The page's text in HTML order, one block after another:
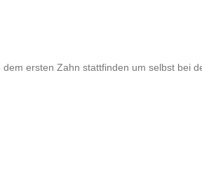
ersten Zahn stattfinden um selbst bei